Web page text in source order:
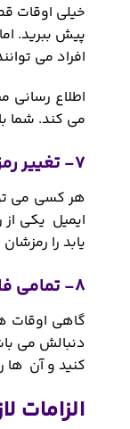
خیلی اوقات
پیش ببرید.
افراد می
اطلاع رسانی
می کند. شما
7- تغییر رمز تمامی راه های ورود به سایت
هر کسی می
ایمیل یکی
یابد را
8- تمامی فایل های و اطلاعات سایت را چک کنید
گاهی اوقات
دنبالش می
کنید و آن ها
الزامات